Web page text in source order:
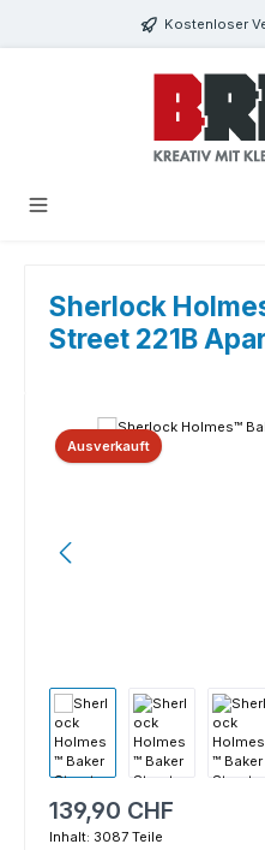
Zum Hauptinhalt springenKostenloser
Sherlock
Street 221B
Bildergalerie überspringen
Ausverkauft
Regulärer Preis:
139,90 CHF
Inhalt: 3087 Teile